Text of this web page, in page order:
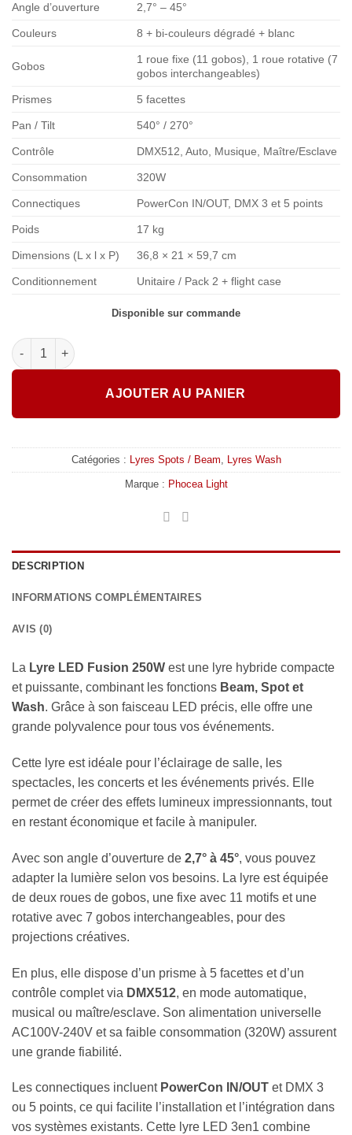
Angle d’ouverture 2,7° – 45°
Couleurs 8 + bi-couleurs dégradé + blanc
Gobos
1 roue fixe (11 gobos), 1 roue rotative (7
gobos interchangeables)
Prismes 5 facettes
Pan / Tilt 540° / 270°
Contrôle DMX512, Auto, Musique, Maître/Esclave
Consommation 320W
Connectiques PowerCon IN/OUT, DMX 3 et 5 points
Poids 17 kg
Dimensions (L x l x P) 36,8 × 21 × 59,7 cm
Conditionnement Unitaire / Pack 2 + flight case
Disponible sur commande
quantité de Phocea Light - Lyre LED Fusion 250W
AJOUTER AU PANIER
Catégories : Lyres Spots / Beam Lyres Wash
Marque : Phocea Light
DESCRIPTION
INFORMATIONS COMPLÉMENTAIRES
AVIS (0)
La Lyre LED Fusion 250W est une lyre hybride compacte
et puissante, combinant les fonctions Beam, Spot et
Wash. Grâce à son faisceau LED précis, elle offre une
grande polyvalence pour tous vos événements.
Cette lyre est idéale pour l’éclairage de salle, les
spectacles, les concerts et les événements privés. Elle
permet de créer des effets lumineux impressionnants, tout
en restant économique et facile à manipuler.
Avec son angle d’ouverture de 2,7° à 45°, vous pouvez
adapter la lumière selon vos besoins. La lyre est équipée
de deux roues de gobos, une fixe avec 11 motifs et une
rotative avec 7 gobos interchangeables, pour des
projections créatives.
En plus, elle dispose d’un prisme à 5 facettes et d’un
contrôle complet via DMX512, en mode automatique,
musical ou maître/esclave. Son alimentation universelle
AC100V-240V et sa faible consommation (320W) assurent
une grande fiabilité.
Les connectiques incluent PowerCon IN/OUT et DMX 3
ou 5 points, ce qui facilite l’installation et l’intégration dans
vos systèmes existants. Cette lyre LED 3en1 combine